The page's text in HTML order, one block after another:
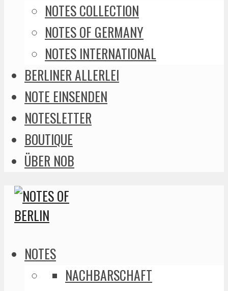
NOTES COLLECTION
NOTES OF GERMANY
NOTES INTERNATIONAL
BERLINER ALLERLEI
NOTE EINSENDEN
NOTESLETTER
BOUTIQUE
ÜBER NOB
NOTES
NACHBARSCHAFT